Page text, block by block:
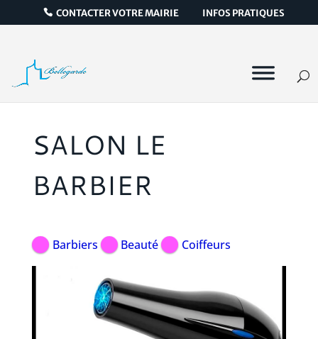
CONTACTER VOTRE MAIRIE INFOS PRATIQUES
SALON LE
BARBIER
Barbiers Beauté Coiffeurs